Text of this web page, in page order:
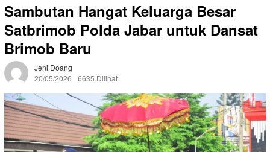
Sambutan Hangat Keluarga Besar
Satbrimob Polda Jabar untuk Dansat
Brimob Baru
Jeni Doang
20/05/2026
6635 Dilihat